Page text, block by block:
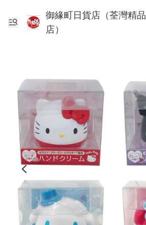
御緣町日貨店（荃灣精品
店）